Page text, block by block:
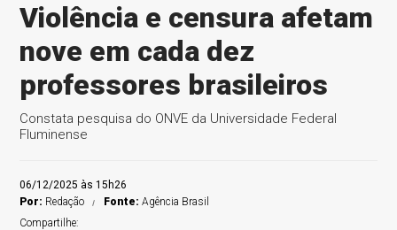
Violência e censura afetam
nove em cada dez
professores brasileiros
Constata pesquisa do ONVE da Universidade Federal
Fluminense
06/12/2025 às 15h26
Por: Redação Fonte:Agência Brasil
Compartilhe: